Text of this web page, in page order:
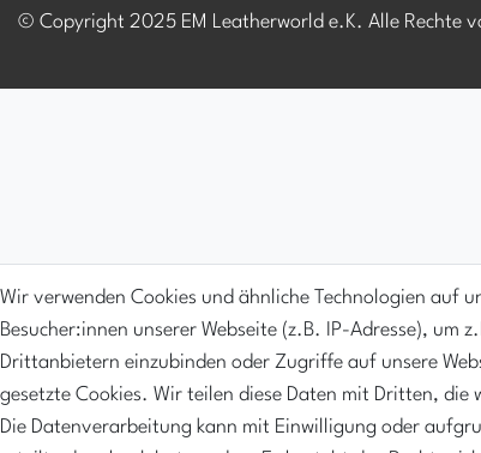
© Copyright 2025 EM Leatherworld e.K. Alle Rechte
Wir verwenden Cookies und ähnliche Technologien auf
Besucher:innen unserer Webseite (z.B. IP-Adresse), um
Drittanbietern einzubinden oder Zugriffe auf unsere
gesetzte Cookies. Wir teilen diese Daten mit Dritten, die
Die Datenverarbeitung kann mit Einwilligung oder